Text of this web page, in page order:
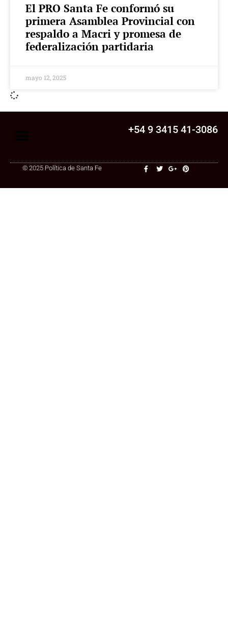
El PRO Santa Fe conformó su
primera Asamblea Provincial con
respaldo a Macri y promesa de
federalización partidaria
mayo 12, 2025
+54 9 3415 41-3086
© 2025 Política de Santa Fe